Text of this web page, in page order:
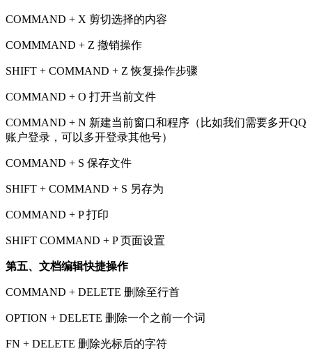
COMMAND + X 剪切选择的内容
COMMMAND + Z 撤销操作
SHIFT + COMMAND + Z 恢复操作步骤
COMMAND + O 打开当前文件
COMMAND + N 新建当前窗口和程序（比如我们需要多开QQ
账户登录，可以多开登录其他号）
COMMAND + S 保存文件
SHIFT + COMMAND + S 另存为
COMMAND + P 打印
SHIFT COMMAND + P 页面设置
第五、文档编辑快捷操作
COMMAND + DELETE 删除至行首
OPTION + DELETE 删除一个之前一个词
FN + DELETE 删除光标后的字符